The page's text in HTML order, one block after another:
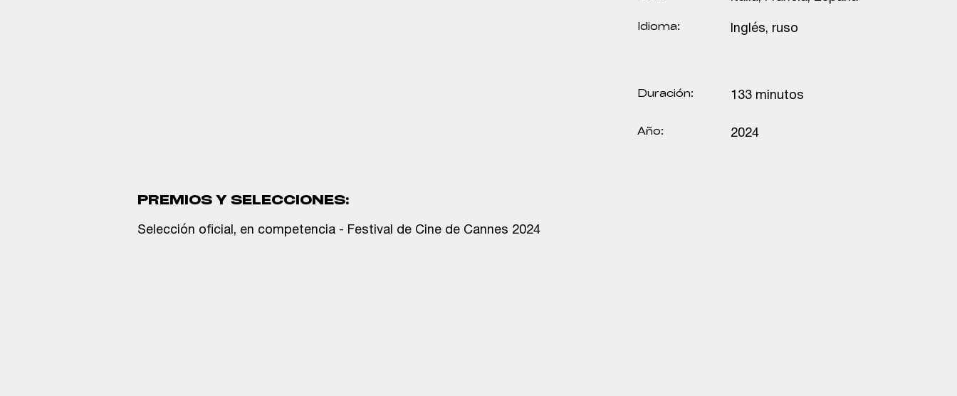
Idioma: Inglés, ruso
Duración:
Año:
133 minutos
2024
PREMIOS Y SELECCIONES:
Selección oficial, en competencia - Festival de Cine de Cannes 2024